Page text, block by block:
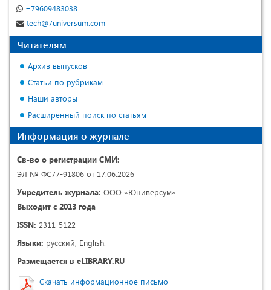
+79609483038
tech@7universum.com
Читателям
Архив выпусков
Статьи по рубрикам
Наши авторы
Расширенный поиск по статьям
Информация о журнале
Св-во о регистрации СМИ:
ЭЛ № ФС77-91806 от 17.06.2026
Учредитель журнала: ООО «Юниверсум»
Выходит с 2013 года
ISSN: 2311-5122
Языки: русский, English.
Размещается в eLIBRARY.RU
Скачать информационное письмо